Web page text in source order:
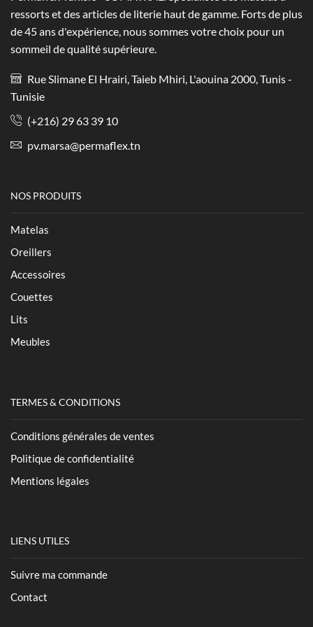
ressorts et des articles de literie haut de gamme. Forts de plus
de 45 ans d'expérience, nous sommes votre choix pour un
sommeil de qualité supérieure.
Rue Slimane El Hrairi, Taieb Mhiri, L'aouina 2000, Tunis -
Tunisie
(+216) 29 63 39 10
pv.marsa@permaflex.tn
NOS PRODUITS
Matelas
Oreillers
Accessoires
Couettes
Lits
Meubles
TERMES & CONDITIONS
Conditions générales de ventes
Politique de confidentialité
Mentions légales
LIENS UTILES
Suivre ma commande
Contact